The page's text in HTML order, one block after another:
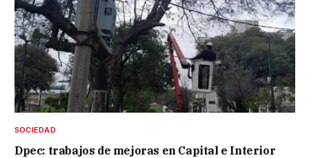
SOCIEDAD
Dpec: trabajos de mejoras en Capital e Interior